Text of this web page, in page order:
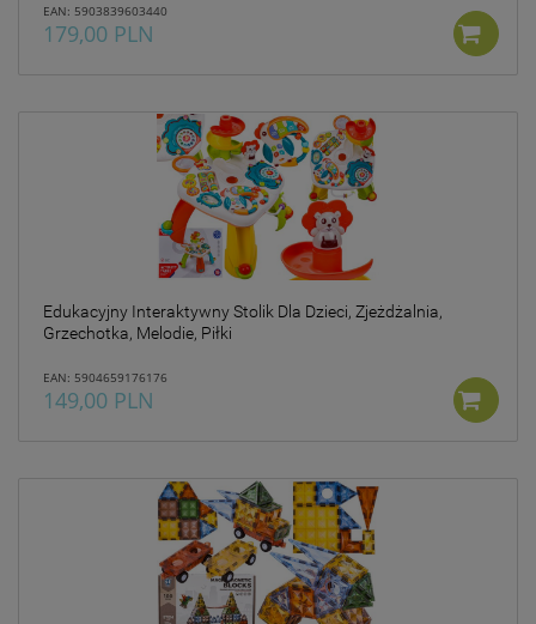
EAN: 5903839603440
179,00 PLN
Edukacyjny Interaktywny Stolik Dla Dzieci, Zjeżdżalnia,
Grzechotka, Melodie, Piłki
EAN: 5904659176176
149,00 PLN